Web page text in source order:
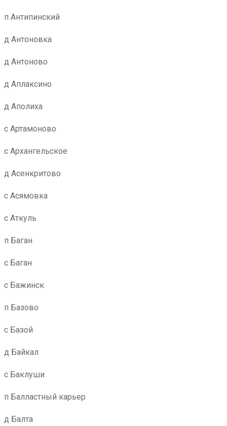
п Антипинский
д Антоновка
д Антоново
д Аплаксино
д Аполиха
с Артамоново
с Архангельское
д Асенкритово
с Асямовка
с Аткуль
п Баган
с Баган
с Бажинск
п Базово
с Базой
д Байкал
с Баклуши
п Балластный карьер
д Балта